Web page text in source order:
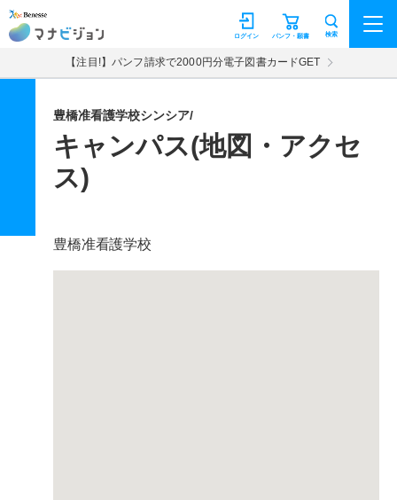
マナビジョン パンフ・願書
ログイン 検索
【注目!】パンフ請求で2000円分電子図書カードGET
豊橋准看護学校シンシア/
キャンパス(地図・アクセ
ス)
豊橋准看護学校